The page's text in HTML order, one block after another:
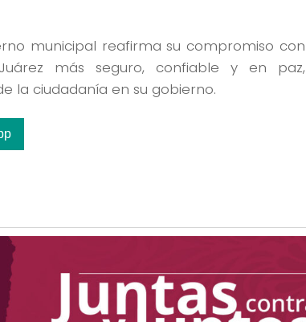
municipal reafirma su compromiso con
más seguro, confiable y en paz,
la ciudadanía en su gobierno.